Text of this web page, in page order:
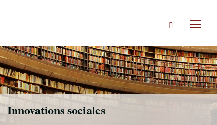
Rechercher
Innovations sociales